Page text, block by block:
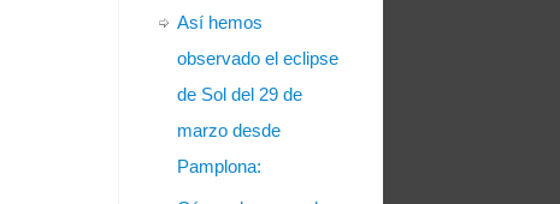
Así hemos
observado el eclipse
de Sol del 29 de
marzo desde
Pamplona: